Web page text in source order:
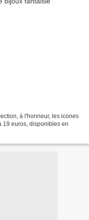
à l'honneur, les icones
19 euros, disponibles en